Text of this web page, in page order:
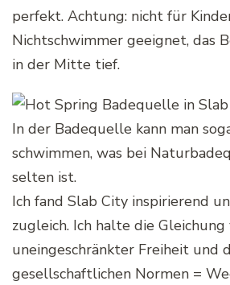
perfekt. Achtung: nicht für
Nichtschwimmer geeignet, das
in der Mitte tief.
In der Badequelle kann man
schwimmen, was bei
selten ist.
Ich fand Slab City inspirierend
zugleich. Ich halte die Gleichung
uneingeschränkter Freiheit und
gesellschaftlichen Normen =